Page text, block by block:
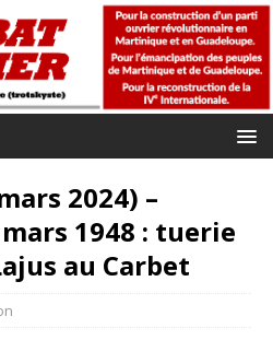
2024) –
1948 : tuerie
au Carbet